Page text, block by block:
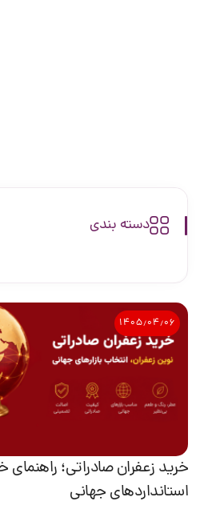
دسته بندی
۱۴۰۵٫۰۴٫۰۶
خرید زعفران صادراتی؛ راهنمای
استانداردهای جهانی